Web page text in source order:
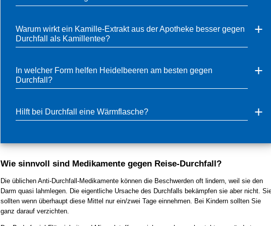
Warum wirkt ein Kamille-Extrakt aus der Apotheke besser gegen
Durchfall als Kamillentee?
In welcher Form helfen Heidelbeeren am besten gegen
Durchfall?
Hilft bei Durchfall eine Wärmflasche?
Wie sinnvoll sind Medikamente gegen Reise-Durchfall?
Die üblichen Anti-Durchfall-Medikamente können die Beschwerden oft lindern, weil sie den
Darm quasi lahmlegen. Die eigentliche Ursache des Durchfalls bekämpfen sie aber nicht.
sollten wenn überhaupt diese Mittel nur ein/zwei Tage einnehmen. Bei Kindern sollten Sie
ganz darauf verzichten.